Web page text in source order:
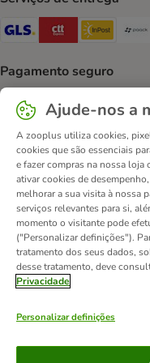
GLS Shipping Method
CTTExpress
Pagamento seguro
Contactos Custos de
Condições gerais de utilização
Métodos de pagamento
Política de privacidade
© zooplus SE2026
Ajude-nos a
A zooplus utiliza cookies,
cookies que são essenciais
e fazer compras na nossa
ativar cookies de
melhorar a sua visita à nossa
serviços relevantes para si,
momento o visitante pode
("Personalizar definições").
tratamento dos seus dados,
desse tratamento, deve
Privacidade
Personalizar definições